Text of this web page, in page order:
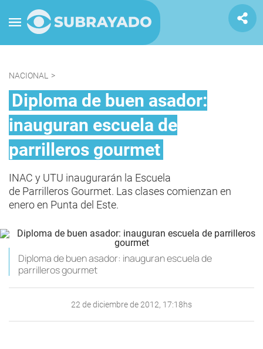
NACIONAL >
Diploma de buen asador:
inauguran escuela de
parrilleros gourmet
INAC y UTU inaugurarán la Escuela
de Parrilleros Gourmet. Las clases comienzan en
enero en Punta del Este.
Diploma de buen asador: inauguran escuela de
parrilleros gourmet
22 de diciembre de 2012, 17:18hs